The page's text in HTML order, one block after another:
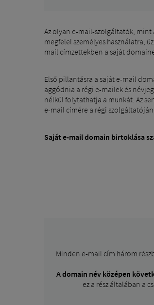
Az olyan e-mail-szolgáltatók, mint
megfelel személyes használatra,
mail címzettekben a saját
Első pillantásra a saját e-mail
aggódnia a régi e-mailek és
nélkül folytathatja a munkát. Az
e-mail címére a régi
Saját e-mail domain birtoklása
Minden e-mail cím három
A domain név középen
ez a rész általában a